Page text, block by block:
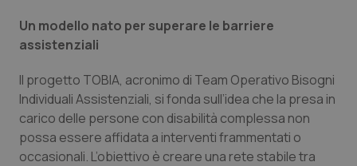
Umbria
Valle D’Aosta
Veneto
Oftalmologia
Oncodermatologia
Oncoematologia
Oncologia & Nutrizione
Un modello nato per superare le barriere
assistenziali
Il progetto TOBIA, acronimo di Team Operativo Bisogni
Individuali Assistenziali, si fonda sull’idea che la presa in
carico delle persone con disabilità complessa non
possa essere affidata a interventi frammentati o
occasionali. L’obiettivo è creare una rete stabile tra